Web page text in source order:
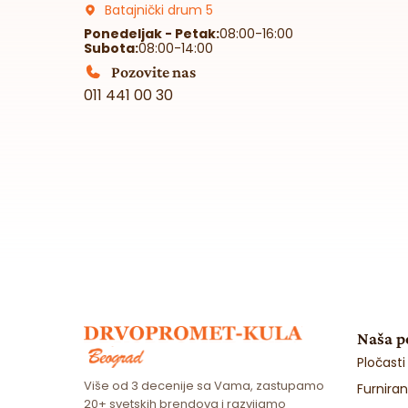
Batajnički drum 5
Ponedeljak - Petak:08:00-16:00
Subota:08:00-14:00
Pozovite nas
011 441 00 30
Više od 3 decenije sa Vama, zastupamo
20+ svetskih brendova i razvijamo
Naša